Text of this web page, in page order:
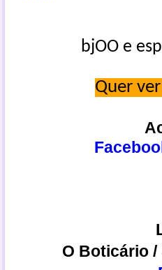
bjOO e
Quer
O Boticário /